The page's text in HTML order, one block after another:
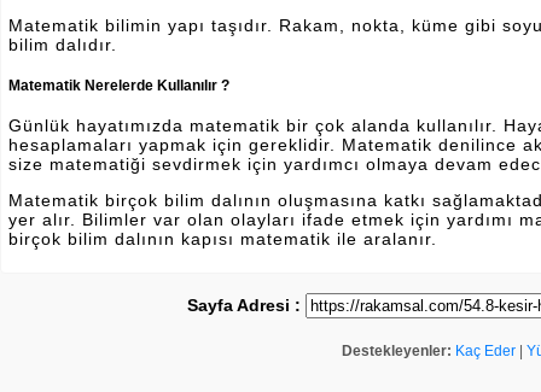
Matematik bilimin yapı taşıdır. Rakam, nokta, küme gibi
bilim dalıdır.
Matematik Nerelerde Kullanılır ?
Günlük hayatımızda matematik bir çok alanda kullanılır.
hesaplamaları yapmak için gereklidir. Matematik denilince
size matematiği sevdirmek için yardımcı olmaya devam
Matematik birçok bilim dalının oluşmasına katkı
yer alır. Bilimler var olan olayları ifade etmek için yardımı
birçok bilim dalının kapısı matematik ile aralanır.
Sayfa Adresi :
Destekleyenler: Kaç Eder